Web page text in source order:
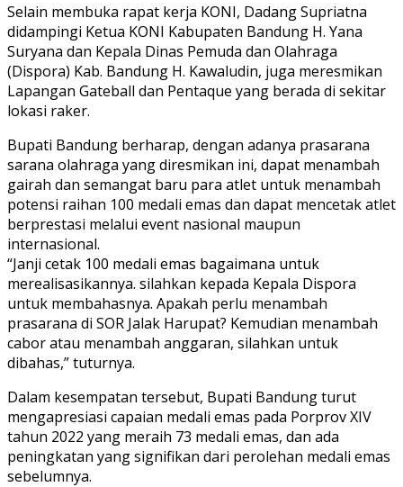
Selain membuka rapat kerja KONI, Dadang Supriatna
didampingi Ketua KONI Kabupaten Bandung H. Yana
Suryana dan Kepala Dinas Pemuda dan Olahraga
(Dispora) Kab. Bandung H. Kawaludin, juga meresmikan
Lapangan Gateball dan Pentaque yang berada di sekitar
lokasi raker.
Bupati Bandung berharap, dengan adanya prasarana
sarana olahraga yang diresmikan ini, dapat menambah
gairah dan semangat baru para atlet untuk menambah
potensi raihan 100 medali emas dan dapat mencetak atlet
berprestasi melalui event nasional maupun
internasional.
“Janji cetak 100 medali emas bagaimana untuk
merealisasikannya. silahkan kepada Kepala Dispora
untuk membahasnya. Apakah perlu menambah
prasarana di SOR Jalak Harupat? Kemudian menambah
cabor atau menambah anggaran, silahkan untuk
dibahas,” tuturnya.
Dalam kesempatan tersebut, Bupati Bandung turut
mengapresiasi capaian medali emas pada Porprov XIV
tahun 2022 yang meraih 73 medali emas, dan ada
peningkatan yang signifikan dari perolehan medali emas
sebelumnya.